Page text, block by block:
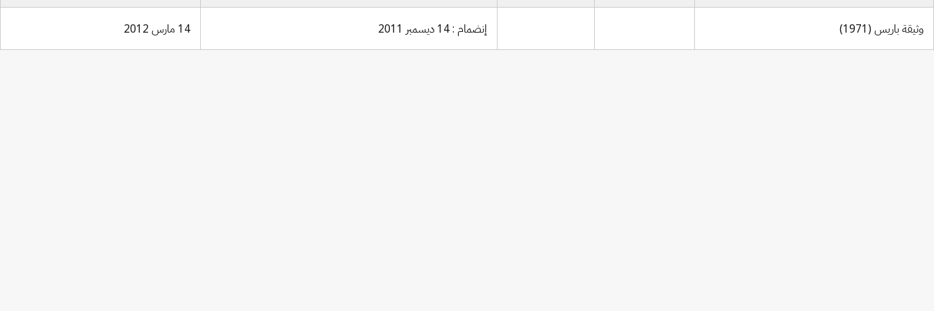
وثيقة باريس (1971) إنضمام : 14 ديسمبر 2011 14 مارس 2012